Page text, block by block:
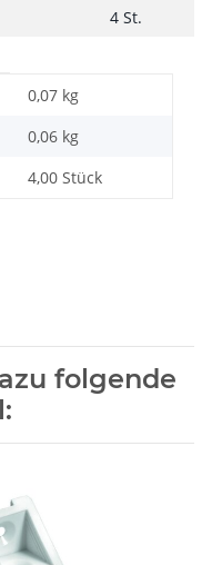
4 St.
0,07 kg
0,06 kg
4,00 Stück
folgende